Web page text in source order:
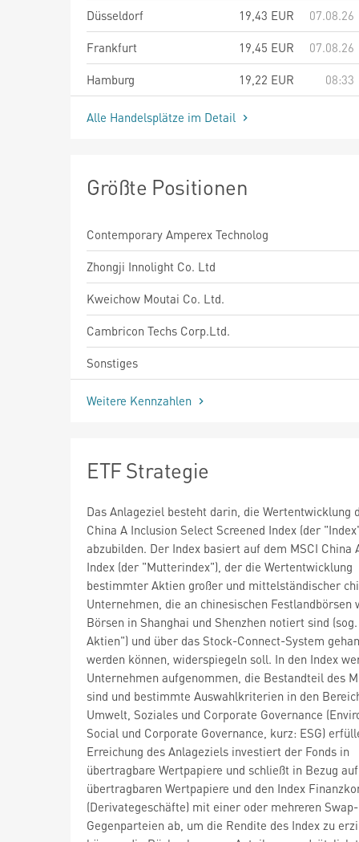
Düsseldorf
19,43 EUR
07.08.26
Frankfurt
19,45 EUR
07.08.26
Hamburg
19,22 EUR 08:33
Alle Handelsplätze im Detail
Größte Positionen
Contemporary Amperex Technolog
Zhongji Innolight Co. Ltd
Kweichow Moutai Co. Ltd.
Cambricon Techs Corp.Ltd.
Sonstiges
Weitere Kennzahlen
ETF Strategie
Das Anlageziel besteht darin, die Wertentwicklung
China A Inclusion Select Screened Index (der
abzubilden. Der Index basiert auf dem MSCI China
Index (der "Mutterindex"), der die Wertentwicklung
bestimmter Aktien großer und mittelständischer
Unternehmen, die an chinesischen Festlandbörsen
Börsen in Shanghai und Shenzhen notiert sind
Aktien") und über das Stock-Connect-System
werden können, widerspiegeln soll. In den Index
Unternehmen aufgenommen, die Bestandteil des
sind und bestimmte Auswahlkriterien in den
Umwelt, Soziales und Corporate Governance
Social und Corporate Governance, kurz: ESG)
Erreichung des Anlageziels investiert der Fonds in
übertragbare Wertpapiere und schließt in Bezug
übertragbaren Wertpapiere und den Index
(Derivategeschäfte) mit einer oder mehreren Swap-
Gegenparteien ab, um die Rendite des Index zu